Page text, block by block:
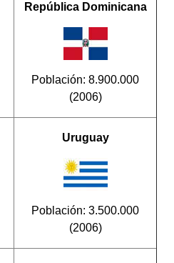
República Dominicana
Población: 8.900.000
(2006)
Uruguay
Población: 3.500.000
(2006)